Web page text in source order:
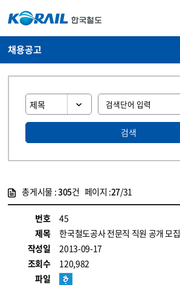
채용공고
검색
총게시물 :305건 페이지 :27/31
번호
45
제목
한국철도공사 전문직 직원 공개 모집
작성일
2013-09-17
조회수
120,982
파일